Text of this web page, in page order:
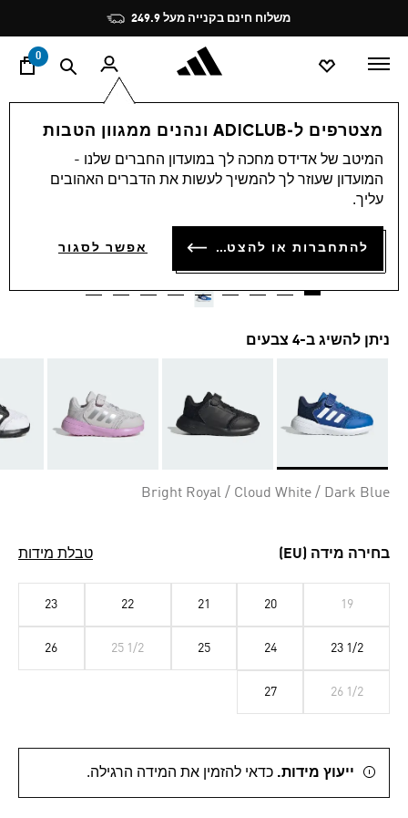
Pause
promotion
rotation
משלוח חינם בקנייה מעל 249.9
0
מצטרפים ל-ADICLUB ונהנים ממגוון הטבות
המיטב של אדידס מחכה לך במועדון החברים שלנו -
המועדון שעוזר לך להמשיך לעשות את הדברים האהובים
עליך.
להתחברות או להצטרפות אפשר לסגור
534
4.9 (534)
המחיר המקורי של הפריט: Price reduced from
₪ 139.90
to
ניתן להשיג ב-4 צבעים
Bright Royal / Cloud White / Dark Blue
בחירה מידה (EU) טבלת מידות
19
20
21
22
23
23 1/2
24
25
25 1/2
26
26 1/2
27
ייעוץ מידות. כדאי להזמין את המידה הרגילה.